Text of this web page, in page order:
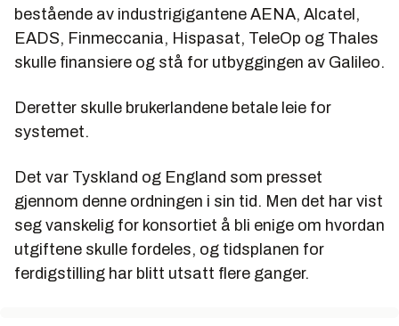
bestående av industrigigantene AENA, Alcatel,
EADS, Finmeccania, Hispasat, TeleOp og Thales
skulle finansiere og stå for utbyggingen av Galileo.
Deretter skulle brukerlandene betale leie for
systemet.
Det var Tyskland og England som presset
gjennom denne ordningen i sin tid. Men det har vist
seg vanskelig for konsortiet å bli enige om hvordan
utgiftene skulle fordeles, og tidsplanen for
ferdigstilling har blitt utsatt flere ganger.